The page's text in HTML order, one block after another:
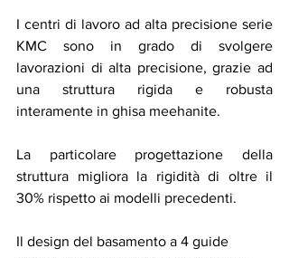
I centri di lavoro ad alta preci­sione serie
KMC sono in grado di svolgere
lavorazioni di alta preci­sione, grazie ad
una struttura rigida e robusta
interamente in ghisa meehanite.
La particolare progettazio­ne della
struttura migliora la rigidità di oltre il
30% rispetto ai modelli precedenti.
Il design del basamento a 4 guide